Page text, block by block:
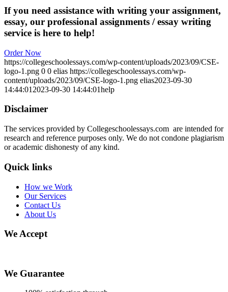
If you need assistance with writing your assignment,
essay, our professional assignments / essay writing
service is here to help!
Order Now
https://collegeschoolessays.com/wp-content/uploads/2023/09/CSE-
logo-1.png 0 0 elias https://collegeschoolessays.com/wp-
content/uploads/2023/09/CSE-logo-1.png elias2023-09-30
14:44:01 2023-09-30 14:44:01help
Disclaimer
The services provided by Collegeschoolessays.com are intended for
research and reference purposes only. We do not condone plagiarism
or academic dishonesty of any kind.
Quick links
How we Work
Our Services
Contact Us
About Us
We Accept
We Guarantee